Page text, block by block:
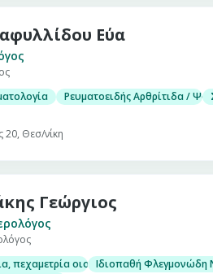
Εύα
Ρευματοειδής Αρθρίτιδα /
20, Θεσ/νίκη
Γεώργιος
πεχαμετρία οισοφάγου καιΙδιοπαθή Φλεγμονώδη